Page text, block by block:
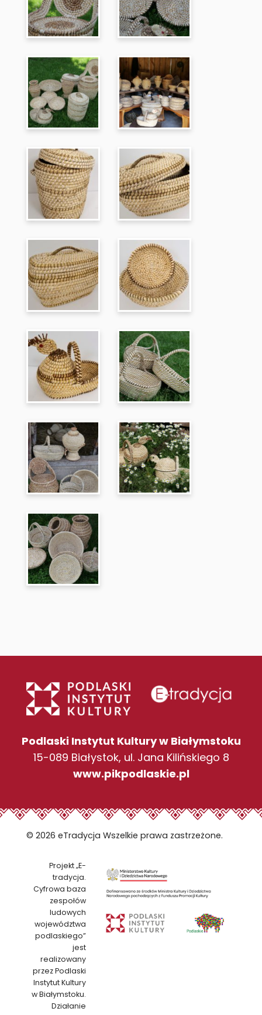
Podlaski Instytut Kultury w Białymstoku
15-089 Białystok, ul. Jana Kilińskiego 8
www.pikpodlaskie.pl
© 2026 eTradycja Wszelkie prawa zastrzeżone.
Projekt „E-
tradycja.
Cyfrowa baza
zespołów
ludowych
województwa
podlaskiego”
jest
realizowany
przez Podlaski
Instytut Kultury
w Białymstoku.
Działanie